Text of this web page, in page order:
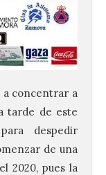
a concentrar a
tarde de este
despedir
de una
2020, pues la